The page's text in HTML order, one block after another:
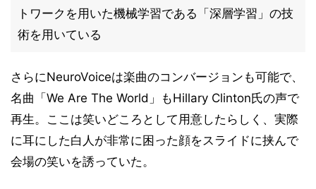
トワークを用いた機械学習である「深層学習」の技
術を用いている
さらにNeuroVoiceは楽曲のコンバージョンも可能で、
名曲「We Are The World」もHillary Clinton氏の声で
再生。ここは笑いどころとして用意したらしく、実際
に耳にした白人が非常に困った顔をスライドに挟んで
会場の笑いを誘っていた。